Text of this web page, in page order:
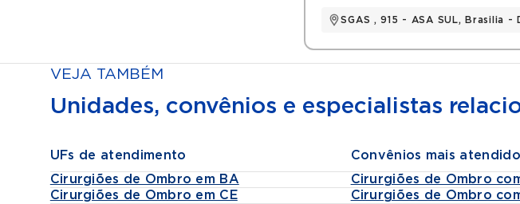
SGAS , 915 - ASA SUL, Brasilia -
VEJA TAMBÉM
Unidades, convênios e especialistas
UFs de atendimento
Cirurgiões de Ombro em BA
Cirurgiões de Ombro em CE
Convênios mais
Cirurgiões de Ombro
Cirurgiões de Ombro